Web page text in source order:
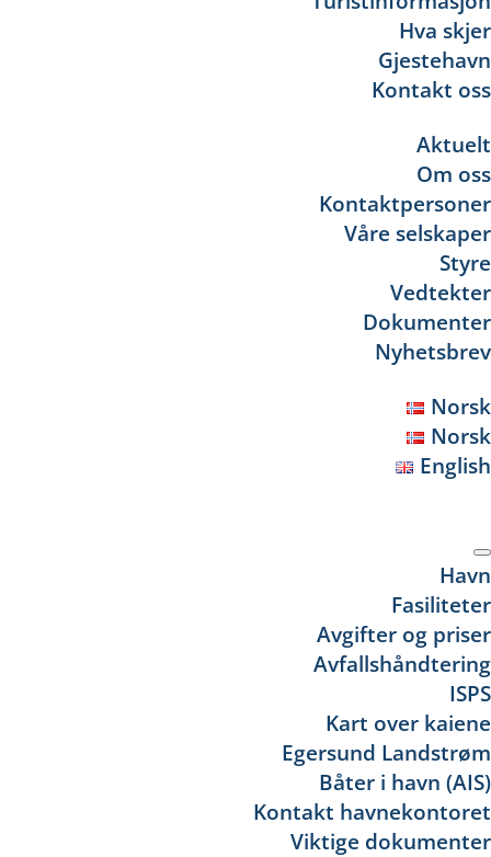
Hva skjer
Gjestehavn
Kontakt oss
Aktuelt
Om oss
Kontaktpersoner
Våre selskaper
Styre
Vedtekter
Dokumenter
Nyhetsbrev
Norsk
Norsk
English
Havn
Fasiliteter
Avgifter og priser
Avfallshåndtering
ISPS
Kart over kaiene
Egersund Landstrøm
Båter i havn (AIS)
Kontakt havnekontoret
Viktige dokumenter